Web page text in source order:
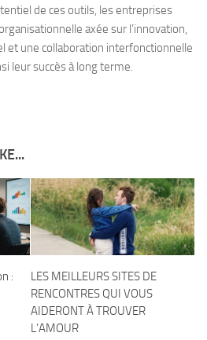
de ces outils, les entreprises
axée sur l’innovation,
et une collaboration interfonctionnelle
leur succès à long terme.
:
LES MEILLEURS SITES DE
RENCONTRES QUI VOUS
AIDERONT À TROUVER
L’AMOUR